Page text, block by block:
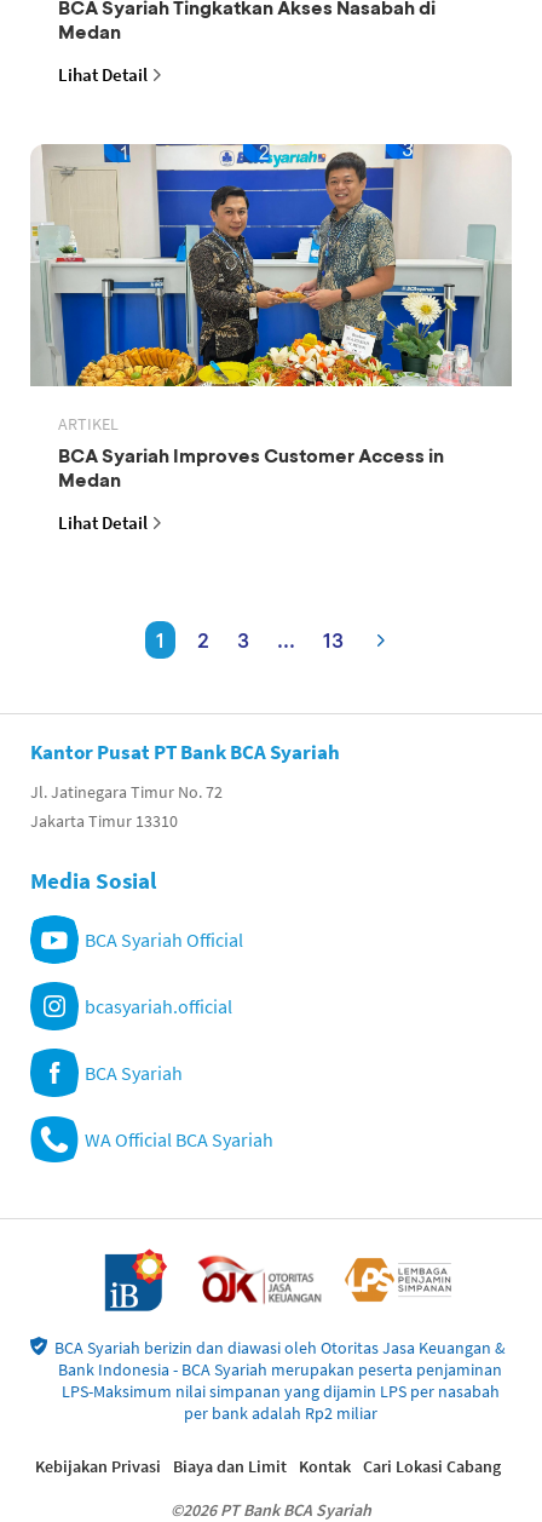
BCA Syariah Tingkatkan Akses Nasabah di
Medan
Lihat Detail
ARTIKEL
BCA Syariah Improves Customer Access in
Medan
Lihat Detail
1 2 3 ... 13
Kantor Pusat PT Bank BCA Syariah
Jl. Jatinegara Timur No. 72
Jakarta Timur 13310
Media Sosial
BCA Syariah Official
bcasyariah.official
BCA Syariah
WA Official BCA Syariah
BCA Syariah berizin dan diawasi oleh Otoritas Jasa Keuangan &
Bank Indonesia - BCA Syariah merupakan peserta penjaminan
LPS-Maksimum nilai simpanan yang dijamin LPS per nasabah
per bank adalah Rp2 miliar
©2026 PT Bank BCA Syariah
Kebijakan Privasi Biaya dan Limit Kontak Cari Lokasi Cabang